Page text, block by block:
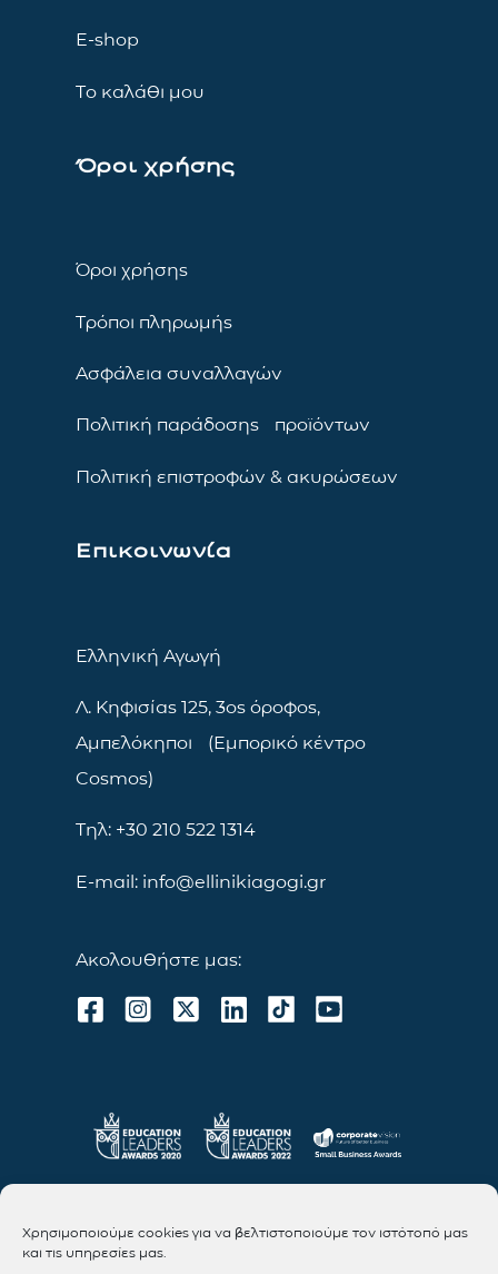
Χρησιμοποιούμε cookies για να βελτιστοποιούμε τον ιστότοπό μας
και τις υπηρεσίες μας.
E-shop
Το καλάθι μου
Όροι χρήσης
Όροι χρήσης
Τρόποι πληρωμής
Ασφάλεια συναλλαγών
Πολιτική παράδοσης προϊόντων
Πολιτική επιστροφών & ακυρώσεων
Επικοινωνία
Ελληνική Αγωγή
Λ. Κηφισίας 125, 3ος όροφος,
Αμπελόκηποι (Εμπορικό κέντρο
Cosmos)
Τηλ: +30 210 522 1314
E-mail: info@ellinikiagogi.gr
Ακολουθήστε μας: